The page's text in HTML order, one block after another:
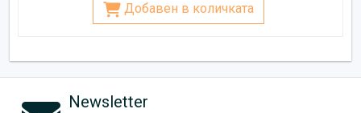
Добавен в количката
Newsletter